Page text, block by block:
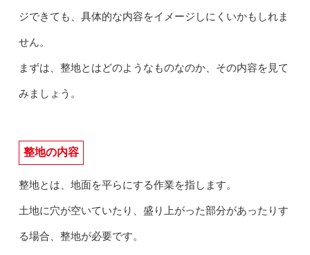
ジできても、具体的な内容をイメージしにくいかもしれま
せん。
まずは、整地とはどのようなものなのか、その内容を見て
みましょう。
整地の内容
整地とは、地面を平らにする作業を指します。
土地に穴が空いていたり、盛り上がった部分があったりす
る場合、整地が必要です。